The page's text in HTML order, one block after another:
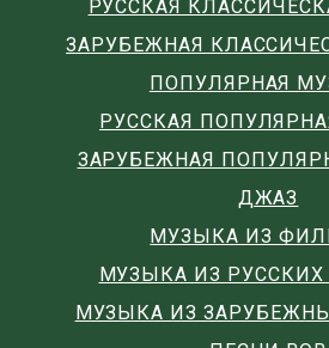
РУССКАЯ
ЗАРУБЕЖНАЯ
ПОПУЛЯРНАЯ
РУССКАЯ
ЗАРУБЕЖНАЯ
ДЖАЗ
МУЗЫКА ИЗ
МУЗЫКА ИЗ
МУЗЫКА ИЗ